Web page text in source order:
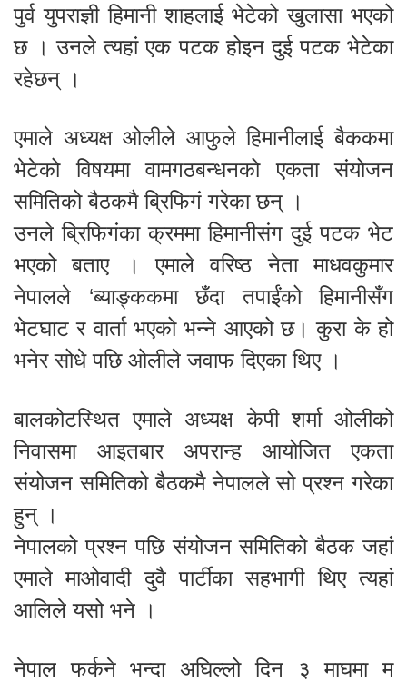
पुर्व युपराज्ञी हिमानी शाहलाई भेटेको खुलासा भएको
छ । उनले त्यहां एक पटक होइन दुई पटक भेटेका
रहेछन् ।
एमाले अध्यक्ष ओलीले आफुले हिमानीलाई बैककमा
भेटेको विषयमा वामगठबन्धनको एकता संयोजन
समितिको बैठकमै ब्रिफिगं गरेका छन् ।
उनले ब्रिफिगंका क्रममा हिमानीसंग दुई पटक भेट
भएको बताए । एमाले वरिष्ठ नेता माधवकुमार
नेपालले ‘ब्याङ्ककमा छँदा तपाईंको हिमानीसँग
भेटघाट र वार्ता भएको भन्ने आएको छ। कुरा के हो
भनेर सोधे पछि ओलीले जवाफ दिएका थिए ।
बालकोटस्थित एमाले अध्यक्ष केपी शर्मा ओलीको
निवासमा आइतबार अपरान्ह आयोजित एकता
संयोजन समितिको बैठकमै नेपालले सो प्रश्न गरेका
हुन् ।
नेपालको प्रश्न पछि संयोजन समितिको बैठक जहां
एमाले माओवादी दुवै पार्टीका सहभागी थिए त्यहां
आलिले यसो भने ।
नेपाल फर्कने भन्दा अघिल्लो दिन ३ माघमा म